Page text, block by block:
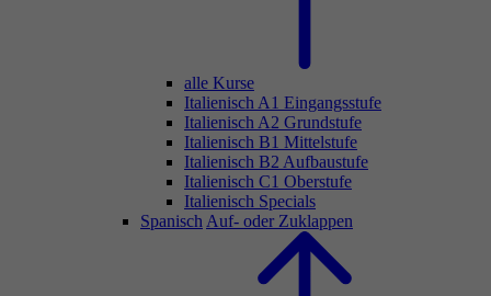
alle Kurse
Italienisch A1 Eingangsstufe
Italienisch A2 Grundstufe
Italienisch B1 Mittelstufe
Italienisch B2 Aufbaustufe
Italienisch C1 Oberstufe
Italienisch Specials
Spanisch Auf- oder Zuklappen